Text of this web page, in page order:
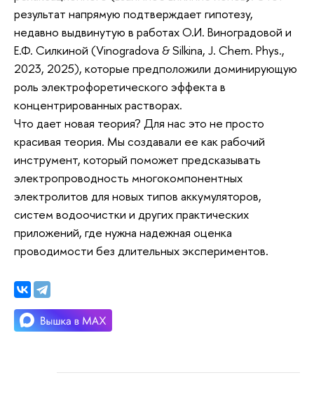
результат напрямую подтверждает гипотезу,
недавно выдвинутую в работах О.И. Виноградовой и
Е.Ф. Силкиной (Vinogradova & Silkina, J. Chem. Phys.,
2023, 2025), которые предположили доминирующую
роль электрофоретического эффекта в
концентрированных растворах.
Что дает новая теория? Для нас это не просто
красивая теория. Мы создавали ее как рабочий
инструмент, который поможет предсказывать
электропроводность многокомпонентных
электролитов для новых типов аккумуляторов,
систем водоочистки и других практических
приложений, где нужна надежная оценка
проводимости без длительных экспериментов.